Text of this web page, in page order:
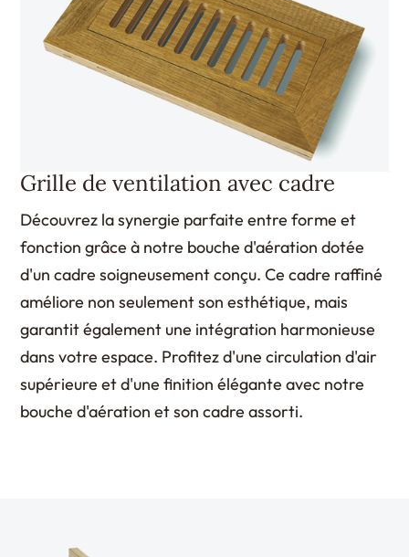
Grille de ventilation avec cadre
Découvrez la synergie parfaite entre forme et
fonction grâce à notre bouche d'aération dotée
d'un cadre soigneusement conçu. Ce cadre raffiné
améliore non seulement son esthétique, mais
garantit également une intégration harmonieuse
dans votre espace. Profitez d'une circulation d'air
supérieure et d'une finition élégante avec notre
bouche d'aération et son cadre assorti.